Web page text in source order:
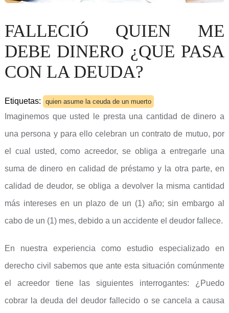
FALLECIÓ QUIEN ME
DEBE DINERO ¿QUE PASA
CON LA DEUDA?
Etiquetas: quien asume la ceuda de un muerto
Imaginemos que usted le presta una cantidad de dinero a
una persona y para ello celebran un contrato de mutuo, por
el cual usted, como acreedor, se obliga a entregarle una
suma de dinero en calidad de préstamo y la otra parte, en
calidad de deudor, se obliga a devolver la misma cantidad
más intereses en un plazo de un (1) año; sin embargo al
cabo de un (1) mes, debido a un accidente el deudor fallece.
En nuestra experiencia como estudio especializado en
derecho civil sabemos que ante esta situación comúnmente
el acreedor tiene las siguientes interrogantes: ¿Puedo
cobrar la deuda del deudor fallecido o se cancela a causa